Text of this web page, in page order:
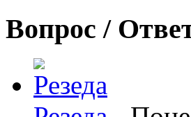
Вопрос /